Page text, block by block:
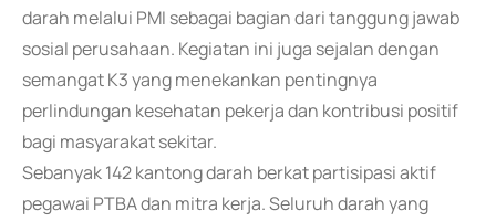
darah melalui PMI sebagai bagian dari tanggung jawab
sosial perusahaan. Kegiatan ini juga sejalan dengan
semangat K3 yang menekankan pentingnya
perlindungan kesehatan pekerja dan kontribusi positif
bagi masyarakat sekitar.
Sebanyak 142 kantong darah berkat partisipasi aktif
pegawai PTBA dan mitra kerja. Seluruh darah yang